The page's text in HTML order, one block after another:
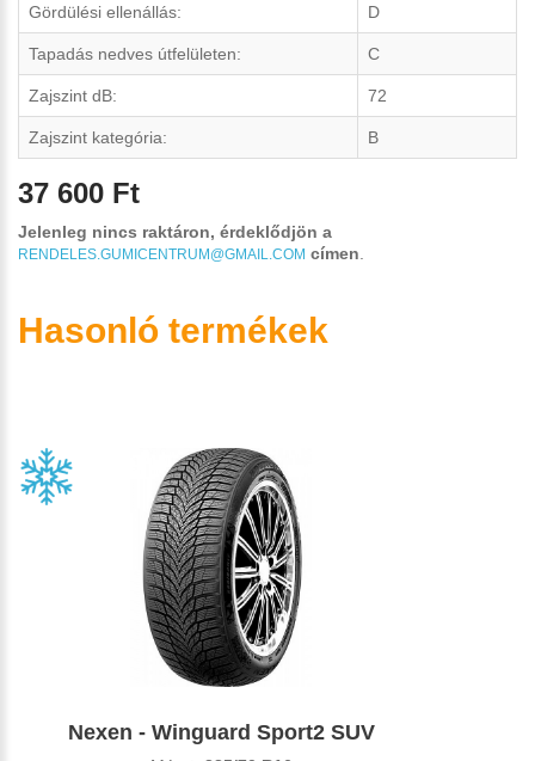
Gördülési ellenállás: D
Tapadás nedves útfelületen: C
Zajszint dB: 72
Zajszint kategória: B
37 600 Ft
Jelenleg nincs raktáron, érdeklődjön a
RENDELES.GUMICENTRUM@GMAIL.COM címen
Hasonló termékek
Nexen - Winguard Sport2 SUV